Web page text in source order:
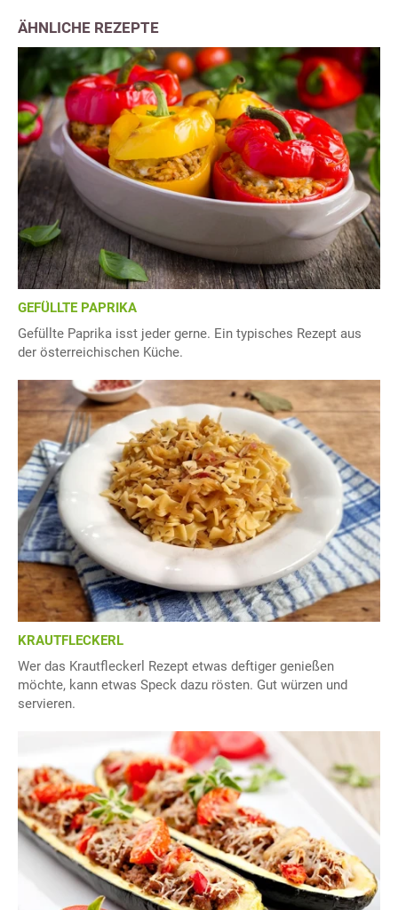
ÄHNLICHE REZEPTE
GEFÜLLTE PAPRIKA
Gefüllte Paprika isst jeder gerne. Ein typisches Rezept aus
der österreichischen Küche.
KRAUTFLECKERL
Wer das Krautfleckerl Rezept etwas deftiger genießen
möchte, kann etwas Speck dazu rösten. Gut würzen und
servieren.